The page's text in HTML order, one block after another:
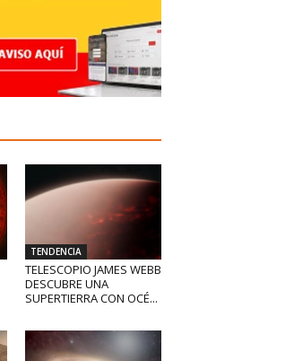
TENDENCIA
TELESCOPIO JAMES WEBB
DESCUBRE UNA
SUPERTIERRA CON OCÉ...